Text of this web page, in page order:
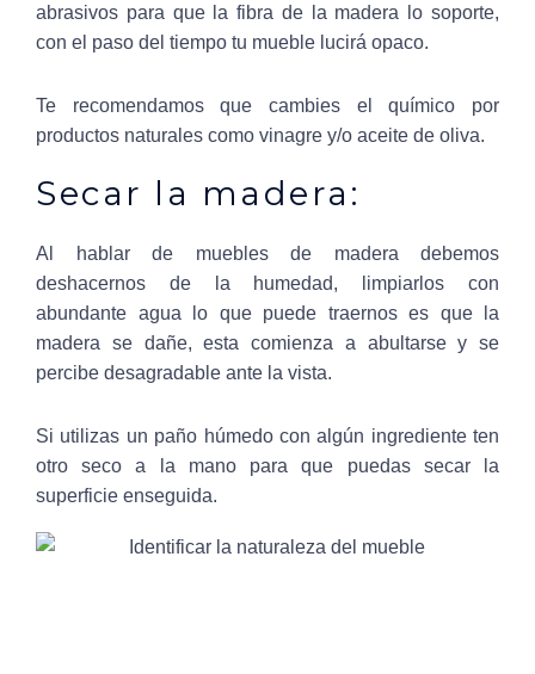
abrasivos para que la fibra de la madera lo soporte,
con el paso del tiempo tu mueble lucirá opaco.
Te recomendamos que cambies el químico por
productos naturales como vinagre y/o aceite de oliva.
Secar la madera:
Al hablar de muebles de madera debemos
deshacernos de la humedad, limpiarlos con
abundante agua lo que puede traernos es que la
madera se dañe, esta comienza a abultarse y se
percibe desagradable ante la vista.
Si utilizas un paño húmedo con algún ingrediente ten
otro seco a la mano para que puedas secar la
superficie enseguida.